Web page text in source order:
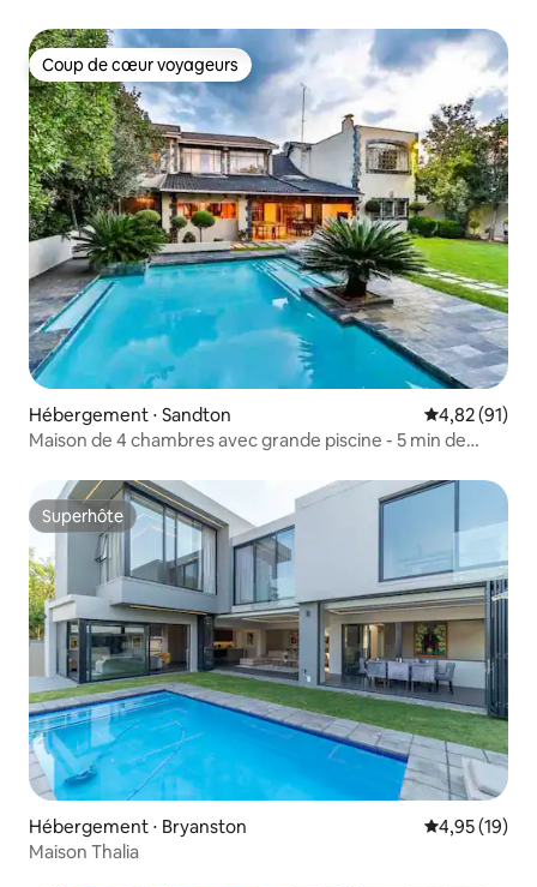
Coup de cœur voyageurs
Coup de cœur voyageurs
Hébergement ⋅ Sandton Évaluation
4,82 (91)
Maison de 4 chambres avec grande piscine - 5 min de
Superhôte
Superhôte
Hébergement ⋅ Bryanston Évaluation
4,95 (19)
Maison Thalia